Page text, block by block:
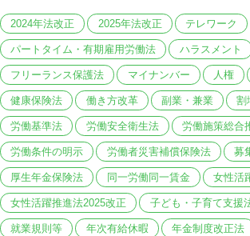
2024年法改正 2025年法改正 テレワーク
パートタイム・有期雇用労働法 ハラスメント
フリーランス保護法 マイナンバー 人権
健康保険法 働き方改革 副業・兼業 割
労働基準法 労働安全衛生法 労働施策総合
労働条件の明示 労働者災害補償保険法 募
厚生年金保険法 同一労働同一賃金 女性活
女性活躍推進法2025改正 子ども・子育て支援
就業規則等 年次有給休暇 年金制度改正法